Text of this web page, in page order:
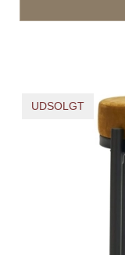
UDSOLGT